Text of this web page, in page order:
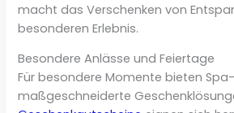
macht das Verschenken von
besonderen Erlebnis.
Besondere Anlässe und Feiertage
Für besondere Momente bieten
maßgeschneiderte